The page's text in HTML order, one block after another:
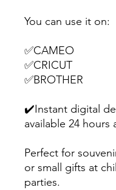
You can use it on:
✅CAMEO
✅CRICUT
✅BROTHER
✔️Instant digital
available 24 hours
Perfect for
or small gifts at
parties.